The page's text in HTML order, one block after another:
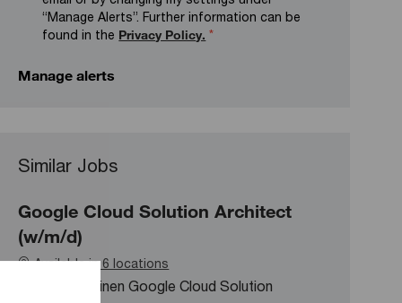
“Manage Alerts”. Further information can be
found in the Privacy Policy. *
Manage alerts
Similar Jobs
Google Cloud Solution Architect
(w/m/d)
Available in 6 locations
Wir suchen einen Google Cloud Solution